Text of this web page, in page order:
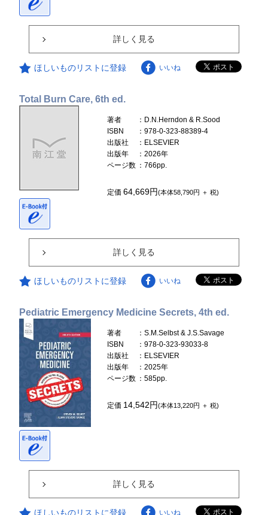
詳しく見る
ほしいものリストに登録 いいね
Total Burn Care, 6th ed.
著者
：D.N.Herndon & R.Sood
ISBN
：978-0-323-88389-4
出版社
：ELSEVIER
出版年
：2026年
ページ数 ：766pp.
定価64,669円(本体58,790円 ＋ 税)
詳しく見る
ほしいものリストに登録 いいね
Pediatric Emergency Medicine Secrets, 4th ed.
著者
：S.M.Selbst & J.S.Savage
ISBN
：978-0-323-93033-8
出版社
：ELSEVIER
出版年
：2025年
ページ数 ：585pp.
定価 14,542円(本体13,220円 ＋ 税)
詳しく見る
ほしいものリストに登録 いいね